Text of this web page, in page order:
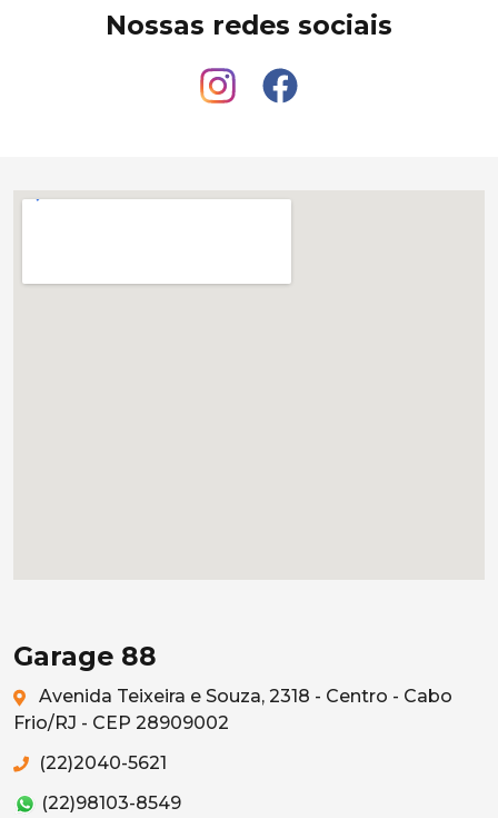
Nossas redes sociais
Garage 88
Avenida Teixeira e Souza, 2318 - Centro - Cabo
Frio/RJ - CEP 28909002
(22)2040-5621
(22)98103-8549